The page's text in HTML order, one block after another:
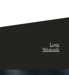
Login
Webansicht